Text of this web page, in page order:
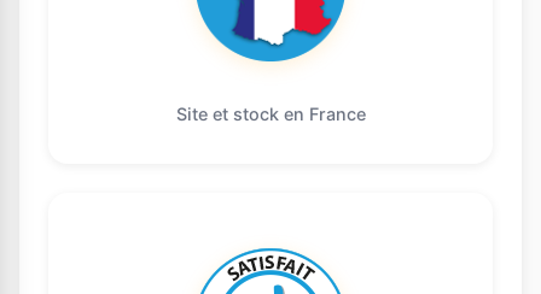
Site et stock en France